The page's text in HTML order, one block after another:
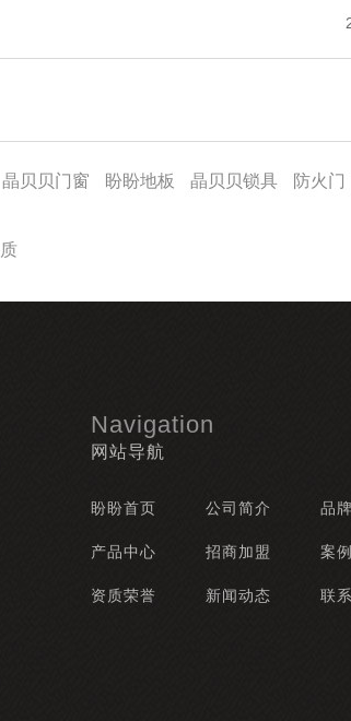
晶贝贝门窗 盼盼地板 晶贝贝锁具 防火门
Navigation
网站导航
盼盼首页 公司简介 品
产品中心 招商加盟 案
资质荣誉 新闻动态 联